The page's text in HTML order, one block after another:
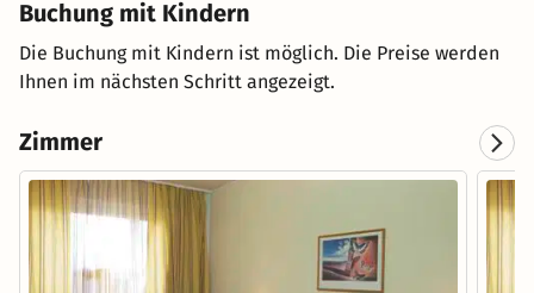
Buchung mit Kindern
Die Buchung mit Kindern ist möglich. Die Preise werden
Ihnen im nächsten Schritt angezeigt.
Zimmer